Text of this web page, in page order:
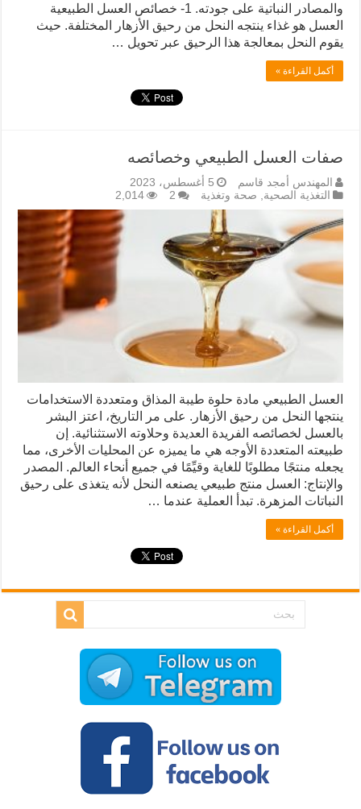
والمصادر النباتية على جودته. 1- خصائص العسل الطبيعية
العسل هو غذاء ينتجه النحل من رحيق الأزهار المختلفة. حيث
يقوم النحل بمعالجة هذا الرحيق عبر تحويل …
أكمل القراءة »
صفات العسل الطبيعي وخصائصه
المهندس أمجد قاسم
5 أغسطس، 2023
التغذية الصحية
صحة وتغذية 2
2,014
العسل الطبيعي مادة حلوة طيبة المذاق ومتعددة الاستخدامات
ينتجها النحل من رحيق الأزهار. على مر التاريخ، اعتز البشر
بالعسل لخصائصه الفريدة العديدة وحلاوته الاستثنائية. إن
طبيعته المتعددة الأوجه هي ما يميزه عن المحليات الأخرى، مما
يجعله منتجًا مطلوبًا للغاية وقيِّمًا في جميع أنحاء العالم. المصدر
والإنتاج: العسل منتج طبيعي يصنعه النحل لأنه يتغذى على رحيق
النباتات المزهرة. تبدأ العملية عندما …
أكمل القراءة »